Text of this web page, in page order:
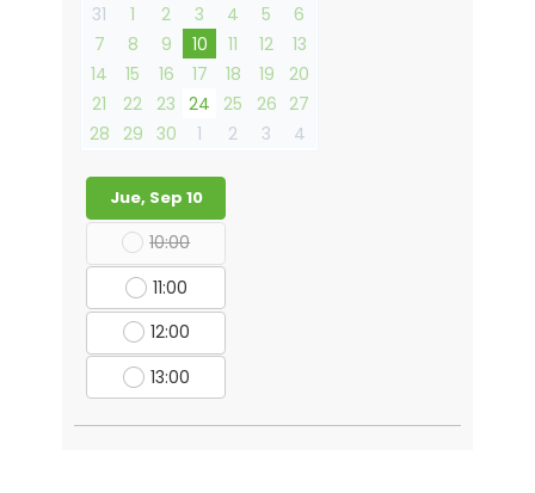
31 1 2 3 4 5
6
7
8 9 10 11 12
13
14
15 16 17 18 19
20
21
22 23 24 25 26 27
28
29 30 1 2 3 4
Jue, Sep 10
10:00
11:00
12:00
13:00